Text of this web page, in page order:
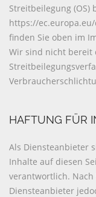
Streitbeilegung (OS)
https://
finden Sie oben im
Wir sind nicht bereit
HAFTUNG FÜR
Als Diensteanbieter
Inhalte auf diesen
verantwortlich. Nach
Diensteanbieter